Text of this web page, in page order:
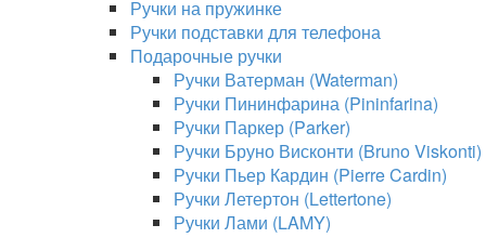
Ручки на пружинке
Ручки подставки для телефона
Подарочные ручки
Ручки Ватерман (Waterman)
Ручки Пининфарина (Pininfarina)
Ручки Паркер (Parker)
Ручки Бруно Висконти (Bruno Viskonti)
Ручки Пьер Кардин (Pierre Cardin)
Ручки Летертон (Lettertone)
Ручки Лами (LAMY)